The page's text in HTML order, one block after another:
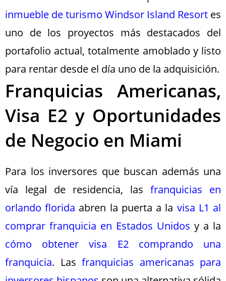
inmueble de turismo Windsor Island Resort es
uno de los proyectos más destacados del
portafolio actual, totalmente amoblado y listo
para rentar desde el día uno de la adquisición.
Franquicias Americanas,
Visa E2 y Oportunidades
de Negocio en Miami
Para los inversores que buscan además una
vía legal de residencia, las franquicias en
orlando florida abren la puerta a la visa L1 al
comprar franquicia en Estados Unidos y a la
cómo obtener visa E2 comprando una
franquicia. Las franquicias americanas para